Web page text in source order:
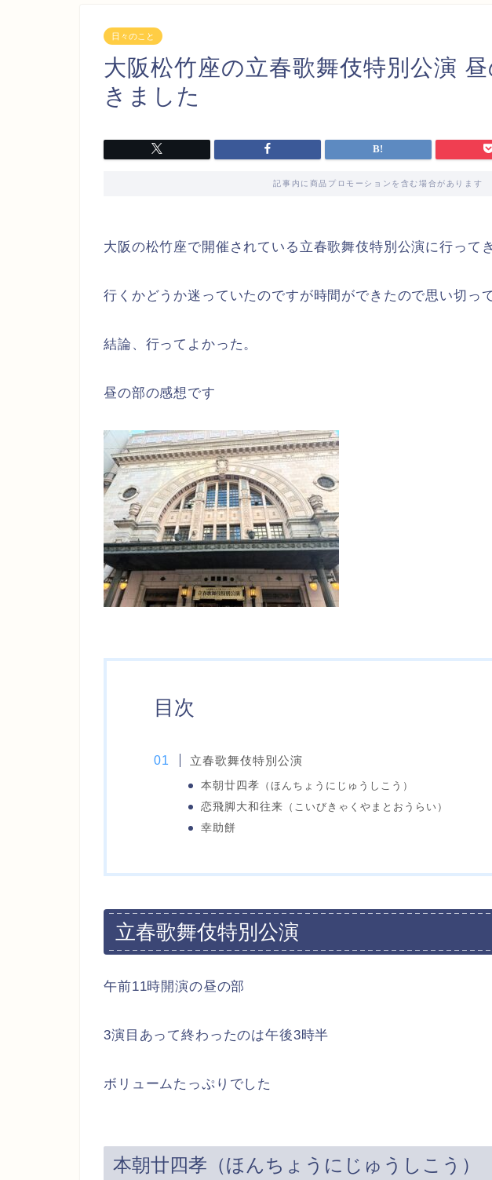
日々のこと
大阪松竹座の立春歌舞伎特別公演
きました
記事内に商品プロモーションを含む場合があります
大阪の松竹座で開催されている立春歌舞伎特別公演に行って
行くかどうか迷っていたのですが時間ができたので思い切っ
結論、行ってよかった。
昼の部の感想です
目次
立春歌舞伎特別公演
本朝廿四孝 （ほんちょうにじゅうしこう）
恋飛脚大和往来 （こいびきゃくやまとおうらい）
幸助餅
立春歌舞伎特別公演
午前11時開演の昼の部
3演目あって終わったのは午後3時半
ボリュームたっぷりでした
本朝廿四孝 （ほんちょうにじゅうしこう）